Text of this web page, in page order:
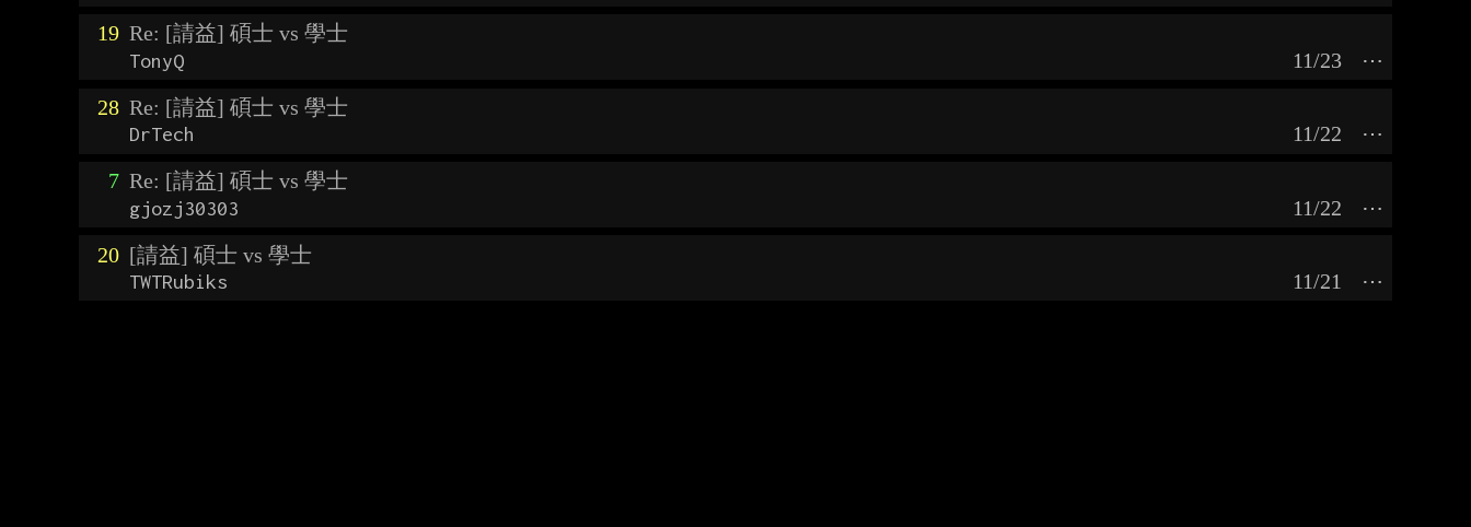
19 Re: [請益] 碩士 vs 學士
TonyQ ⋯
11/23
28 Re: [請益] 碩士 vs 學士
DrTech ⋯
11/22
7 Re: [請益] 碩士 vs 學士
gjozj30303 ⋯
11/22
20 [請益] 碩士 vs 學士
TWTRubiks ⋯
11/21